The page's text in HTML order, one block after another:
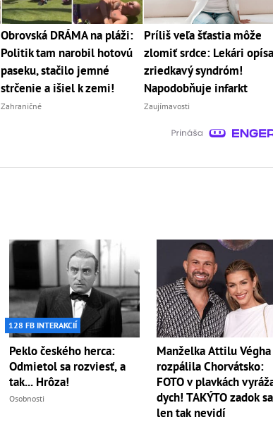
Obrovská DRÁMA na pláži:
Politik tam narobil hotovú
paseku, stačilo jemné
strčenie a išiel k zemi!
Zahraničné
Príliš veľa šťastia môže
zlomiť srdce: Lekári
zriedkavý syndróm!
Napodobňuje infarkt
Zaujímavosti
128 FB INTERAKCIÍ
Peklo českého herca:
Odmietol sa rozviesť, a
tak... Hrôza!
Osobnosti
Manželka Attilu Végha
rozpálila Chorvátsko:
FOTO v plavkách
dych! TAKÝTO zadok sa
len tak nevidí